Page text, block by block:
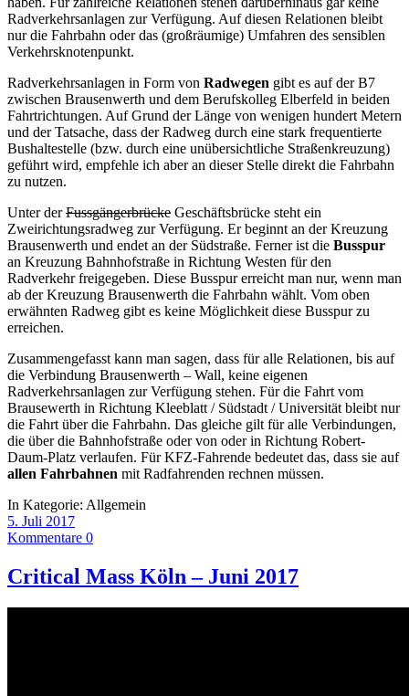
Radverkehrsanlagen zur Verfügung. Auf diesen Relationen bleibt
nur die Fahrbahn oder das (großräumige) Umfahren des sensiblen
Verkehrsknotenpunkt.
Radverkehrsanlagen in Form von Radwegen gibt es auf der B7
zwischen Brausenwerth und dem Berufskolleg Elberfeld in beiden
Fahrtrichtungen. Auf Grund der Länge von wenigen hundert Metern
und der Tatsache, dass der Radweg durch eine stark frequentierte
Bushaltestelle (bzw. durch eine unübersichtliche Straßenkreuzung)
geführt wird, empfehle ich aber an dieser Stelle direkt die Fahrbahn
zu nutzen.
Unter derFussgängerbrücke Geschäftsbrücke steht ein
Zweirichtungsradweg zur Verfügung. Er beginnt an der Kreuzung
Brausenwerth und endet an der Südstraße. Ferner ist die Busspur
an Kreuzung Bahnhofstraße in Richtung Westen für den
Radverkehr freigegeben. Diese Busspur erreicht man nur, wenn man
ab der Kreuzung Brausenwerth die Fahrbahn wählt. Vom oben
erwähnten Radweg gibt es keine Möglichkeit diese Busspur zu
erreichen.
Zusammengefasst kann man sagen, dass für alle Relationen, bis auf
die Verbindung Brausenwerth – Wall, keine eigenen
Radverkehrsanlagen zur Verfügung stehen. Für die Fahrt vom
Brausewerth in Richtung Kleeblatt / Südstadt / Universität bleibt nur
die Fahrt über die Fahrbahn. Das gleiche gilt für alle Verbindungen,
die über die Bahnhofstraße oder von oder in Richtung Robert-
Daum-Platz verlaufen. Für KFZ-Fahrende bedeutet das, dass sie auf
allen Fahrbahnen mit Radfahrenden rechnen müssen.
In Kategorie: Allgemein
5. Juli 2017
Kommentare 0
Critical Mass Köln – Juni 2017